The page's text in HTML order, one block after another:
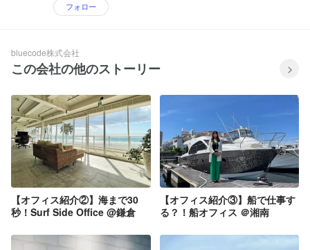
フォロー
bluecode株式会社
この会社の他のストーリー
【オフィス紹介②】海まで30
秒！Surf Side Office @鎌倉
【オフィス紹介③】船で仕事す
る？！船オフィス ＠湘南